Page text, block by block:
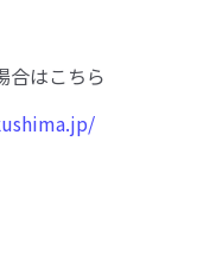
合はこちら